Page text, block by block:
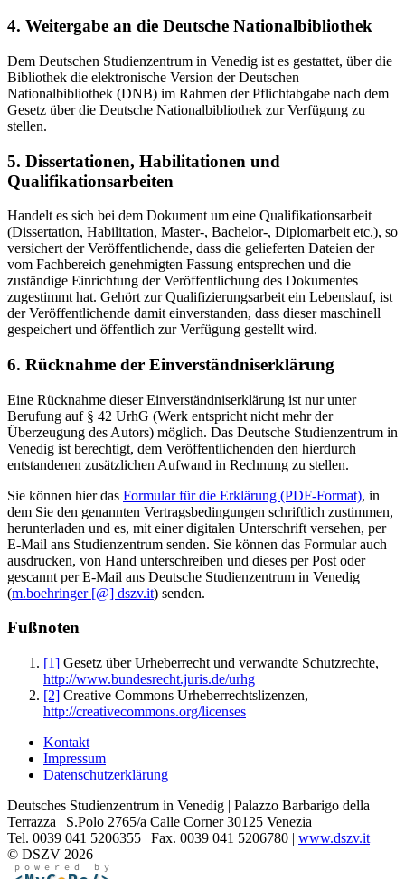
4. Weitergabe an die Deutsche Nationalbibliothek
Dem Deutschen Studienzentrum in Venedig ist es gestattet, über die
Bibliothek die elektronische Version der Deutschen
Nationalbibliothek (DNB) im Rahmen der Pflichtabgabe nach dem
Gesetz über die Deutsche Nationalbibliothek zur Verfügung zu
stellen.
5. Dissertationen, Habilitationen und
Qualifikationsarbeiten
Handelt es sich bei dem Dokument um eine Qualifikationsarbeit
(Dissertation, Habilitation, Master-, Bachelor-, Diplomarbeit etc.), so
versichert der Veröffentlichende, dass die gelieferten Dateien der
vom Fachbereich genehmigten Fassung entsprechen und die
zuständige Einrichtung der Veröffentlichung des Dokumentes
zugestimmt hat. Gehört zur Qualifizierungsarbeit ein Lebenslauf, ist
der Veröffentlichende damit einverstanden, dass dieser maschinell
gespeichert und öffentlich zur Verfügung gestellt wird.
6. Rücknahme der Einverständniserklärung
Eine Rücknahme dieser Einverständniserklärung ist nur unter
Berufung auf § 42 UrhG (Werk entspricht nicht mehr der
Überzeugung des Autors) möglich. Das Deutsche Studienzentrum in
Venedig ist berechtigt, dem Veröffentlichenden den hierdurch
entstandenen zusätzlichen Aufwand in Rechnung zu stellen.
Sie können hier das Formular für die Erklärung (PDF-Format), in
dem Sie den genannten Vertragsbedingungen schriftlich zustimmen,
herunterladen und es, mit einer digitalen Unterschrift versehen, per
E-Mail ans Studienzentrum senden. Sie können das Formular auch
ausdrucken, von Hand unterschreiben und dieses per Post oder
gescannt per E-Mail ans Deutsche Studienzentrum in Venedig
(m.boehringer [@] dszv.it) senden.
Fußnoten
[1] Gesetz über Urheberrecht und verwandte Schutzrechte,
http://www.bundesrecht.juris.de/urhg
[2] Creative Commons Urheberrechtslizenzen,
http://creativecommons.org/licenses
Kontakt
Impressum
Datenschutzerklärung
Deutsches Studienzentrum in Venedig | Palazzo Barbarigo della
Terrazza | S.Polo 2765/a Calle Corner 30125 Venezia
Tel. 0039 041 5206355 | Fax. 0039 041 5206780 | www.dszv.it
© DSZV 2026